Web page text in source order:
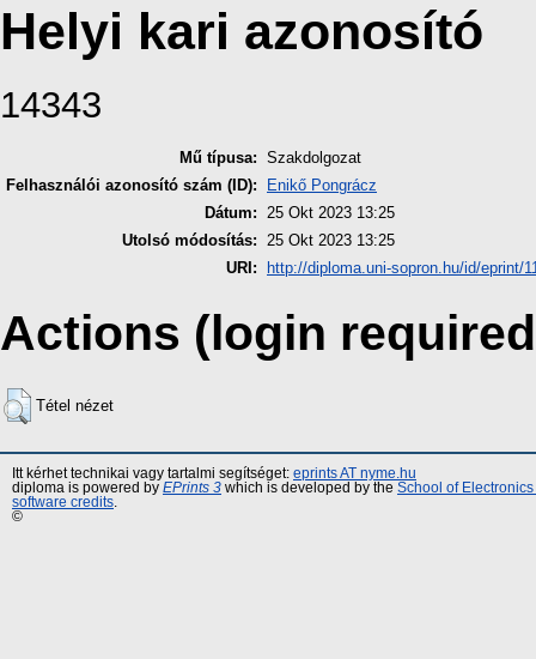
Helyi kari azonosító
14343
Mű típusa: Szakdolgozat
Felhasználói azonosító szám (ID):
Enikő Pongrácz
Dátum:
25 Okt 2023 13:25
Utolsó módosítás:
25 Okt 2023 13:25
URI:
http://diploma.uni-sopron.hu/id/eprint/
Actions (login
Tétel nézet
Itt kérhet technikai vagy tartalmi segítséget: eprints AT nyme.hu
diploma is powered by EPrints 3 which is developed by the School of
software credits
©